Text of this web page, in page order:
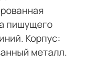
пишущего
Корпус:
металл.